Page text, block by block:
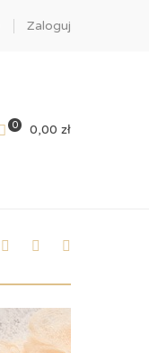
Zaloguj
0 0,00 zł